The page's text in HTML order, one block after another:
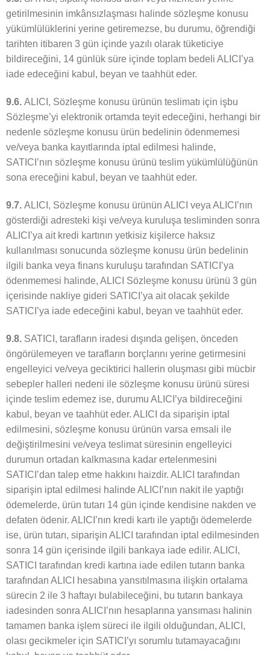
getirilmesinin imkânsızlaşması halinde sözleşme konusu
yükümlülüklerini yerine getiremezse, bu durumu, öğrendiği
tarihten itibaren 3 gün içinde yazılı olarak tüketiciye
bildireceğini, 14 günlük süre içinde toplam bedeli ALICI’ya
iade edeceğini kabul, beyan ve taahhüt eder.
9.6.ALICI, Sözleşme konusu ürünün teslimatı için işbu
Sözleşme’yi elektronik ortamda teyit edeceğini, herhangi bir
nedenle sözleşme konusu ürün bedelinin ödenmemesi
ve/veya banka kayıtlarında iptal edilmesi halinde,
SATICI’nın sözleşme konusu ürünü teslim yükümlülüğünün
sona ereceğini kabul, beyan ve taahhüt eder.
9.7.ALICI, Sözleşme konusu ürünün ALICI veya ALICI’nın
gösterdiği adresteki kişi ve/veya kuruluşa tesliminden sonra
ALICI’ya ait kredi kartının yetkisiz kişilerce haksız
kullanılması sonucunda sözleşme konusu ürün bedelinin
ilgili banka veya finans kuruluşu tarafından SATICI’ya
ödenmemesi halinde, ALICI Sözleşme konusu ürünü 3 gün
içerisinde nakliye gideri SATICI’ya ait olacak şekilde
SATICI’ya iade edeceğini kabul, beyan ve taahhüt eder.
9.8.SATICI, tarafların iradesi dışında gelişen, önceden
öngörülemeyen ve tarafların borçlarını yerine getirmesini
engelleyici ve/veya geciktirici hallerin oluşması gibi mücbir
sebepler halleri nedeni ile sözleşme konusu ürünü süresi
içinde teslim edemez ise, durumu ALICI’ya bildireceğini
kabul, beyan ve taahhüt eder. ALICI da siparişin iptal
edilmesini, sözleşme konusu ürünün varsa emsali ile
değiştirilmesini ve/veya teslimat süresinin engelleyici
durumun ortadan kalkmasına kadar ertelenmesini
SATICI’dan talep etme hakkını haizdir. ALICI tarafından
siparişin iptal edilmesi halinde ALICI’nın nakit ile yaptığı
ödemelerde, ürün tutarı 14 gün içinde kendisine nakden ve
defaten ödenir. ALICI’nın kredi kartı ile yaptığı ödemelerde
ise, ürün tutarı, siparişin ALICI tarafından iptal edilmesinden
sonra 14 gün içerisinde ilgili bankaya iade edilir. ALICI,
SATICI tarafından kredi kartına iade edilen tutarın banka
tarafından ALICI hesabına yansıtılmasına ilişkin ortalama
sürecin 2 ile 3 haftayı bulabileceğini, bu tutarın bankaya
iadesinden sonra ALICI’nın hesaplarına yansıması halinin
tamamen banka işlem süreci ile ilgili olduğundan, ALICI,
olası gecikmeler için SATICI’yı sorumlu tutamayacağını